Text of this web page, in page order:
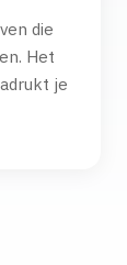
die
Het
je